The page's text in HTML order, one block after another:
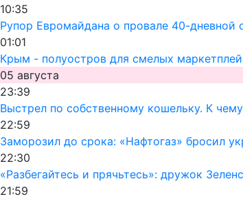
10:35
Рупор Евромайдана о провале 40-дневной
01:01
Крым - полуостров для смелых
05 августа
23:39
Выстрел по собственному кошельку. К
22:59
Заморозил до срока: «Нафтогаз» бросил
22:30
«Разбегайтесь и прячьтесь»: дружок
21:59